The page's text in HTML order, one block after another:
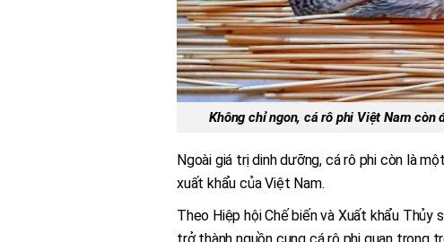
Không chỉ ngon, cá rô phi Việt Nam
Ngoài giá trị dinh dưỡng, cá rô phi còn là
xuất khẩu của Việt Nam.
Theo Hiệp hội Chế biến và Xuất khẩu